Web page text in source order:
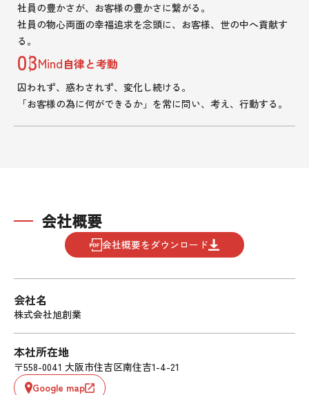
社員の豊かさが、お客様の豊かさに繋がる。
社員の物心両面の幸福追求を念頭に、お客様、世の中へ貢献す
る。
03Mind自律と考動
囚われず、惑わされず、変化し続ける。
「お客様の為に何ができるか」を常に問い、考え、行動する。
会社概要
会社概要をダウンロード
会社名
株式会社旭創業
本社所在地
〒558-0041 大阪市住吉区南住吉1-4-21
Google map